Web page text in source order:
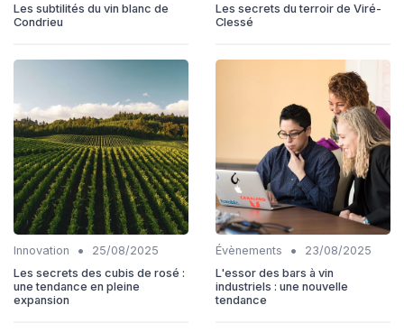
Les subtilités du vin blanc de
Condrieu
Les secrets du terroir de Viré-
Clessé
Innovation •
25/08/2025
Les secrets des cubis de rosé :
une tendance en pleine
expansion
Évènements •
23/08/2025
L'essor des bars à vin
industriels : une nouvelle
tendance